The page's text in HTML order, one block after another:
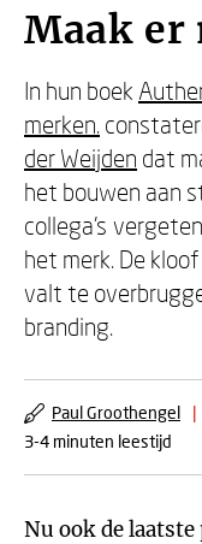
Maak er
In hun boek
merken.
der Weijden dat
het bouwen aan
collega’s
het merk. De
valt te
branding.
Paul Groothengel |
3-4 minuten leestijd
Nu ook de